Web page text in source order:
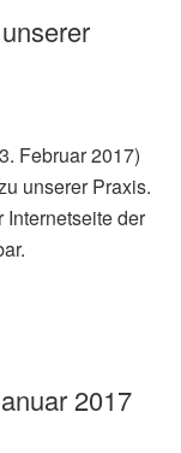
Februar 2017)
unserer Praxis.
Internetseite der
2017